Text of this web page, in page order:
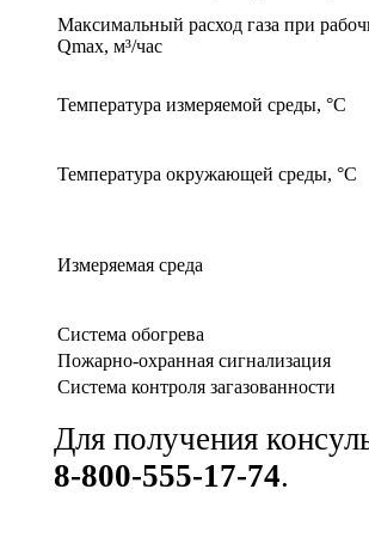
Максимальный расход газа при
Qmax, м³/час
Температура измеряемой среды, °С
Температура окружающей среды, °С
Измеряемая среда
Система обогрева
Пожарно-охранная сигнализация
Система контроля загазованности
Для получения
8-800-555-17-74.